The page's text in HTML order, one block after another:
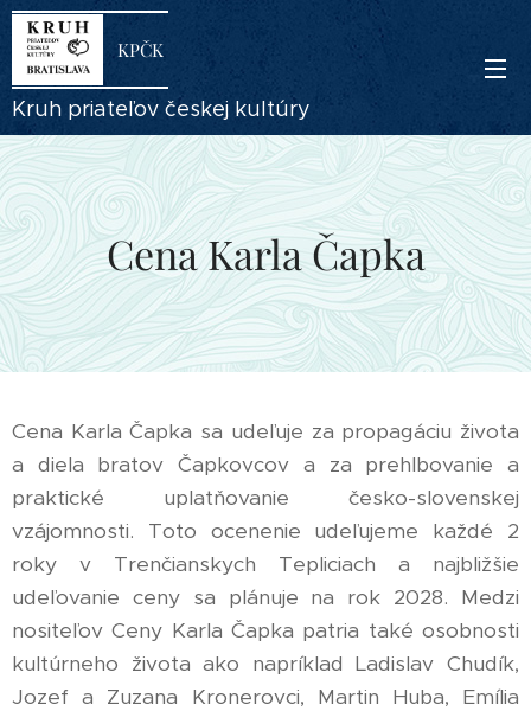
KPČK
Kruh priateľov českej kultúry
Cena Karla Čapka
Cena Karla Čapka sa udeľuje za propagáciu života
a diela bratov Čapkovcov a za prehlbovanie a
praktické uplatňovanie česko-slovenskej
vzájomnosti. Toto ocenenie udeľujeme každé 2
roky v Trenčianskych Tepliciach a najbližšie
udeľovanie ceny sa plánuje na rok 2028. Medzi
nositeľov Ceny Karla Čapka patria také osobnosti
kultúrneho života ako napríklad Ladislav Chudík,
Jozef a Zuzana Kronerovci, Martin Huba, Emília